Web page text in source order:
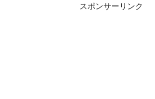
スポンサーリンク